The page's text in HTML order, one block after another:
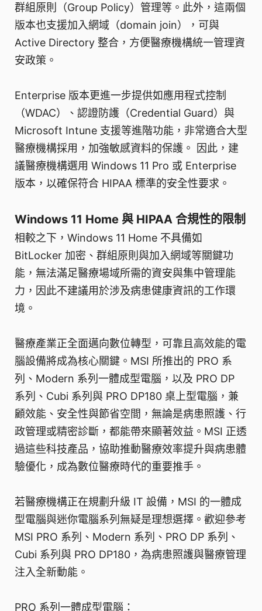
群組原則（Group Policy）管理等。此外，這兩個
版本也支援加入網域（domain join），可與
Active Directory 整合，方便醫療機構統一管理資
安政策。
Enterprise 版本更進一步提供如應用程式控制
（WDAC）、認證防護（Credential Guard）與
Microsoft Intune 支援等進階功能，非常適合大型
醫療機構採用，加強敏感資料的保護。 因此，建
議醫療機構選用 Windows 11 Pro 或 Enterprise
版本，以確保符合 HIPAA 標準的安全性要求。
Windows 11 Home 與 HIPAA 合規性的限制
相較之下，Windows 11 Home 不具備如
BitLocker 加密、群組原則與加入網域等關鍵功
能，無法滿足醫療場域所需的資安與集中管理能
力，因此不建議用於涉及病患健康資訊的工作環
境。
醫療產業正全面邁向數位轉型，可靠且高效能的電
腦設備將成為核心關鍵。MSI 所推出的 PRO 系
列、Modern 系列一體成型電腦，以及 PRO DP
系列、Cubi 系列與 PRO DP180 桌上型電腦，兼
顧效能、安全性與節省空間，無論是病患照護、行
政管理或精密診斷，都能帶來顯著效益。MSI 正透
過這些科技產品，協助推動醫療效率提升與病患體
驗優化，成為數位醫療時代的重要推手。
若醫療機構正在規劃升級 IT 設備，MSI 的一體成
型電腦與迷你電腦系列無疑是理想選擇。歡迎參考
MSI PRO 系列、Modern 系列、PRO DP 系列、
Cubi 系列與 PRO DP180，為病患照護與醫療管理
注入全新動能。
PRO 系列一體成型電腦：